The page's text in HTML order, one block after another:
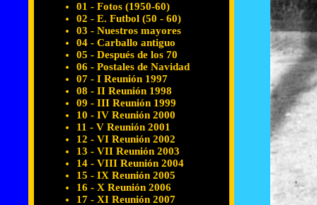
01 - Fotos (1950-60)
02 - E. Futbol (50 - 60)
03 - Nuestros mayores
04 - Carballo antiguo
05 - Después de los 70
06 - Postales de Navidad
07 - I Reunión 1997
08 - II Reunión 1998
09 - III Reunión 1999
10 - IV Reunión 2000
11 - V Reunión 2001
12 - VI Reunión 2002
13 - VII Reunión 2003
14 - VIII Reunión 2004
15 - IX Reunión 2005
16 - X Reunión 2006
17 - XI Reunión 2007